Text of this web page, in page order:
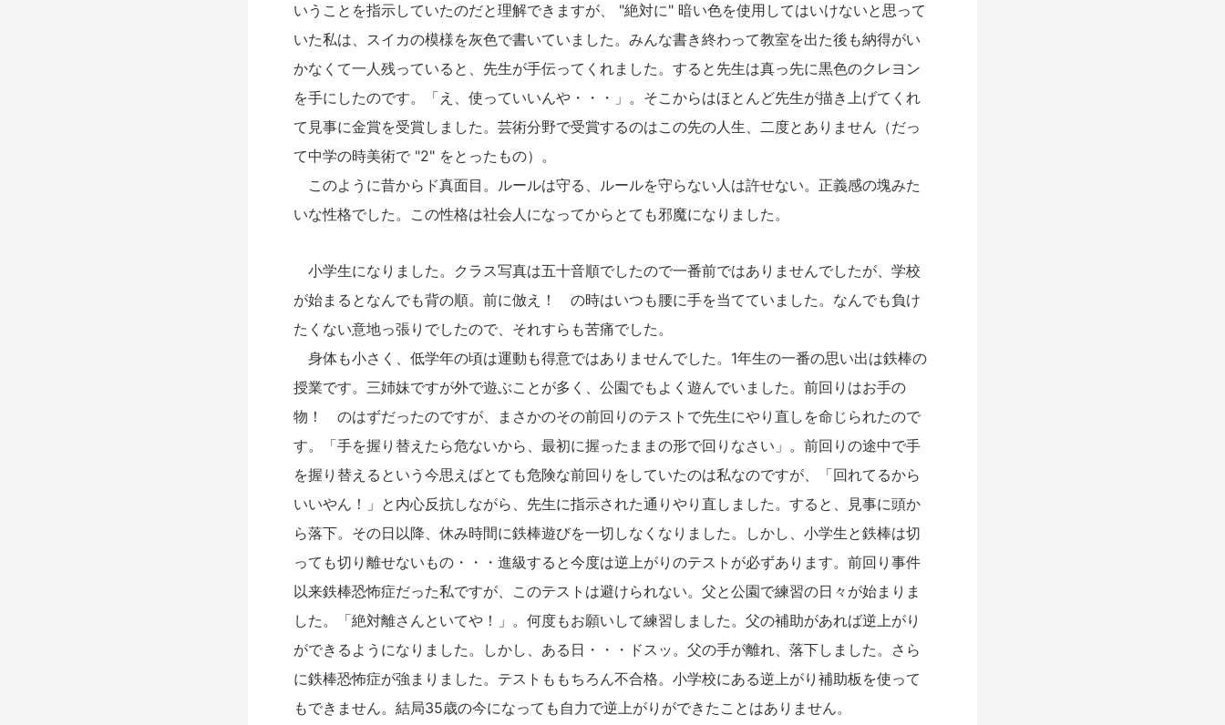
いうことを指示していたのだと理解できますが、 "絶対に" 暗い色を使用してはいけないと思って
いた私は、スイカの模様を灰色で書いていました。みんな書き終わって教室を出た後も納得がい
かなくて一人残っていると、先生が手伝ってくれました。すると先生は真っ先に黒色のクレヨン
を手にしたのです。「え、使っていいんや・・・」。そこからはほとんど先生が描き上げてくれ
て見事に金賞を受賞しました。芸術分野で受賞するのはこの先の人生、二度とありません（だっ
て中学の時美術で "2" をとったもの）。
このように昔からド真面目。ルールは守る、ルールを守らない人は許せない。正義感の塊みた
いな性格でした。この性格は社会人になってからとても邪魔になりました。
小学生になりました。クラス写真は五十音順でしたので一番前ではありませんでしたが、学校
が始まるとなんでも背の順。前に倣え！ の時はいつも腰に手を当てていました。なんでも負け
たくない意地っ張りでしたので、それすらも苦痛でした。
身体も小さく、低学年の頃は運動も得意ではありませんでした。1年生の一番の思い出は鉄棒の
授業です。三姉妹ですが外で遊ぶことが多く、公園でもよく遊んでいました。前回りはお手の
物！ のはずだったのですが、まさかのその前回りのテストで先生にやり直しを命じられたので
す。「手を握り替えたら危ないから、最初に握ったままの形で回りなさい」。前回りの途中で手
を握り替えるという今思えばとても危険な前回りをしていたのは私なのですが、「回れてるから
いいやん！」と内心反抗しながら、先生に指示された通りやり直しました。すると、見事に頭か
ら落下。その日以降、休み時間に鉄棒遊びを一切しなくなりました。しかし、小学生と鉄棒は切
っても切り離せないもの・・・進級すると今度は逆上がりのテストが必ずあります。前回り事件
以来鉄棒恐怖症だった私ですが、このテストは避けられない。父と公園で練習の日々が始まりま
した。「絶対離さんといてや！」。何度もお願いして練習しました。父の補助があれば逆上がり
ができるようになりました。しかし、ある日・・・ドスッ。父の手が離れ、落下しました。さら
に鉄棒恐怖症が強まりました。テストももちろん不合格。小学校にある逆上がり補助板を使って
もできません。結局35歳の今になっても自力で逆上がりができたことはありません。